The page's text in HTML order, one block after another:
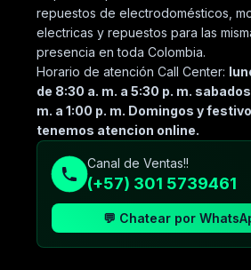
repuestos de electrodomésticos,
electricas y repuestos para las
presencia en toda Colombia.
Horario de atención Call Center:
de 8:30 a. m. a 5:30 p. m.
m. a 1:00 p. m. Domingos y
tenemos atencion online.
Canal de Ventas!!
(+57) 301 5739461
💬 Chatear por